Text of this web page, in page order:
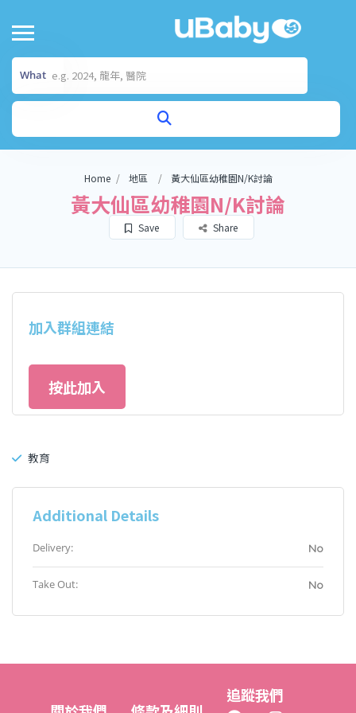
What
Home 地區 黃大仙區幼稚園N/K討論
黃大仙區幼稚園N/K討論
Save Share
加入群組連結
按此加入
教育
Additional Details
Delivery: No
Take Out: No
追蹤我們